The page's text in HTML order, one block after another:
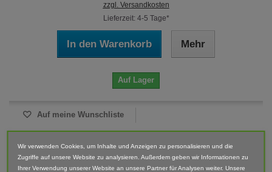
zzgl. Versandkosten
Lieferzeit: 4-5 Tage*
In den Warenkorb Mehr
Auf Lager
Auf meine Wunschliste
NEU
Wir verwenden Cookies, um Inhalte und Anzeigen zu personalisieren und die
Zugriffe auf unsere Website zu analysieren. Außerdem geben wir Informationen zu
Ihrer Verwendung unserer Website an unsere Partner für Analysen weiter. Unsere